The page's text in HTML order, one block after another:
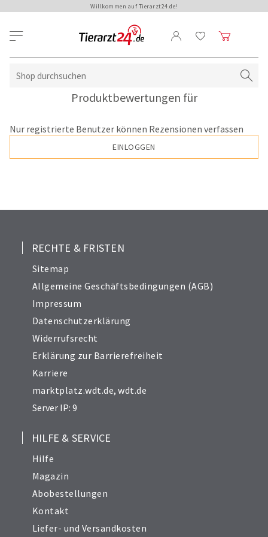
Willkommen auf Tierarzt24.de!
Produktbewertungen für
Nur registrierte Benutzer können Rezensionen verfassen
EINLOGGEN
RECHTE & FRISTEN
Sitemap
Allgemeine Geschäftsbedingungen (AGB)
Impressum
Datenschutzerklärung
Widerrufsrecht
Erklärung zur Barrierefreiheit
Karriere
marktplatz.wdt.de,wdt.de
Server IP: 9
HILFE & SERVICE
Hilfe
Magazin
Abobestellungen
Kontakt
Liefer- und Versandkosten